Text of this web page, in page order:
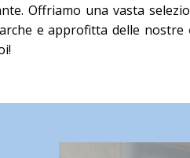
Offriamo una vasta
e approfitta delle nostre